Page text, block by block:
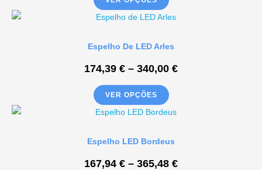
Espelho De LED Arles
174,39 € – 340,00 €
VER OPÇÕES
Espelho LED Bordeus
167,94 € – 365,48 €